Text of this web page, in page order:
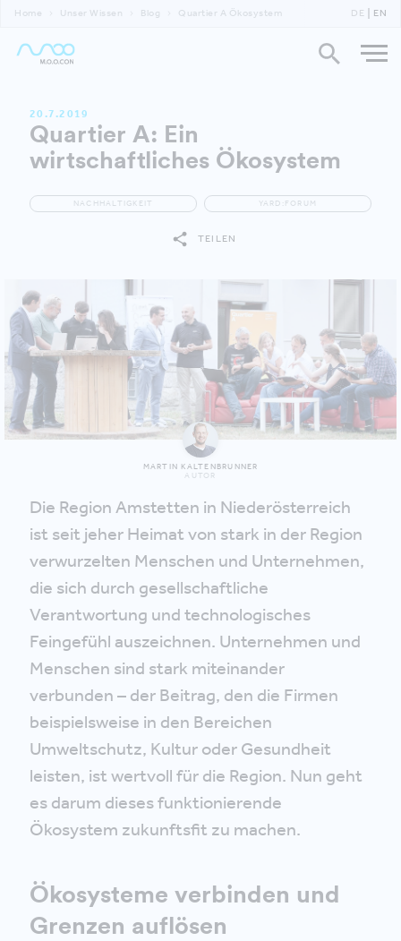
Home Unser Wissen Blog Quartier A Ökosystem DE EN
20.7.2019
Quartier A: Ein
wirtschaftliches Ökosystem
NACHHALTIGKEIT YARD:FORUM
TEILEN
MARTIN KALTENBRUNNER
AUTOR
Die Region Amstetten in Niederösterreich
ist seit jeher Heimat von stark in der Region
verwurzelten Menschen und Unternehmen,
die sich durch gesellschaftliche
Verantwortung und technologisches
Feingefühl auszeichnen. Unternehmen und
Menschen sind stark miteinander
verbunden – der Beitrag, den die Firmen
beispielsweise in den Bereichen
Umweltschutz, Kultur oder Gesundheit
leisten, ist wertvoll für die Region. Nun geht
es darum dieses funktionierende
Ökosystem zukunftsfit zu machen.
Ökosysteme verbinden und
Grenzen auflösen